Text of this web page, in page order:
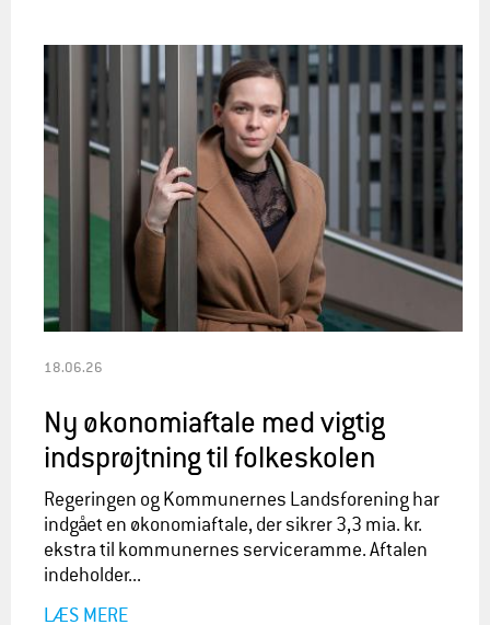
18.06.26
Ny økonomiaftale med vigtig
indsprøjtning til folkeskolen
Regeringen og Kommunernes Landsforening har
indgået en økonomiaftale, der sikrer 3,3 mia. kr.
ekstra til kommunernes serviceramme. Aftalen
indeholder...
LÆS MERE